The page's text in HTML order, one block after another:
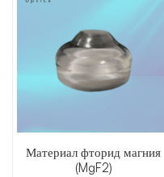
Материал фторид магния
(MgF2)